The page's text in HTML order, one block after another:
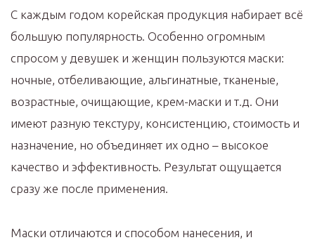
С каждым годом корейская продукция набирает всё
большую популярность. Особенно огромным
спросом у девушек и женщин пользуются маски:
ночные, отбеливающие, альгинатные, тканеные,
возрастные, очищающие, крем-маски и т.д. Они
имеют разную текстуру, консистенцию, стоимость и
назначение, но объединяет их одно – высокое
качество и эффективность. Результат ощущается
сразу же после применения.
Маски отличаются и способом нанесения, и